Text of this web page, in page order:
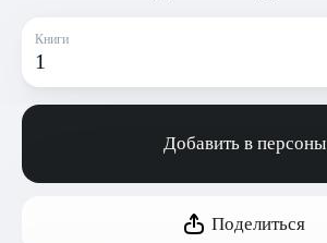
Книги
1
Добавить в персоны
Поделиться